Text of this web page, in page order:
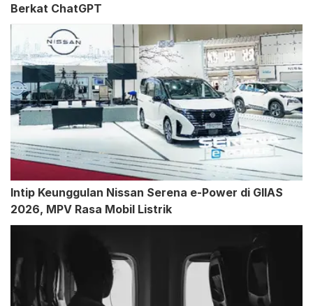
Berkat ChatGPT
Intip Keunggulan Nissan Serena e-Power di GIIAS
2026, MPV Rasa Mobil Listrik